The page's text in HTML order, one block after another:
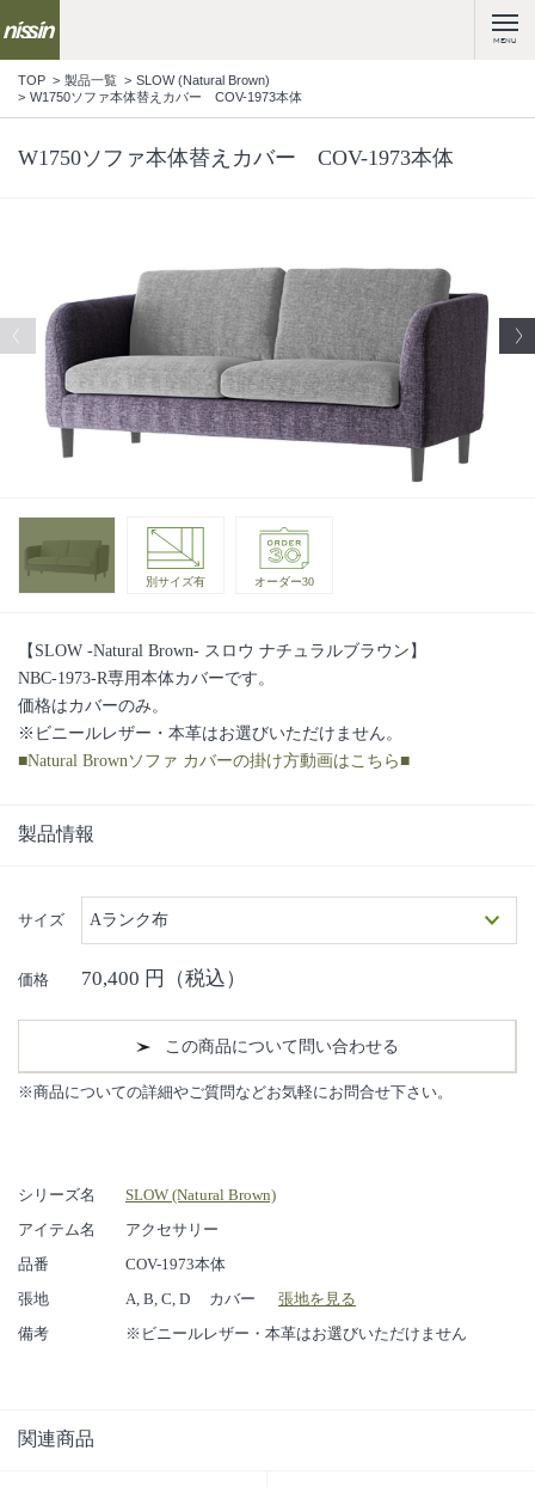
MENU
TOP 製品一覧
SLOW (Natural Brown)
W1750ソファ本体替えカバー COV-1973本体
W1750ソファ本体替えカバー COV-1973本体
別サイズ有 オーダー30
【SLOW -Natural Brown- スロウ ナチュラルブラウン】
NBC-1973-R専用本体カバーです。
価格はカバーのみ。
※ビニールレザー・本革はお選びいただけません。
■Natural Brownソファ カバーの掛け方動画はこちら■
製品情報
サイズ Aランク布
価格 70,400 円（税込）
この商品について問い合わせる
※商品についての詳細やご質問などお気軽にお問合せ下さい。
シリーズ名
SLOW (Natural Brown)
アイテム名
アクセサリー
品番
COV-1973本体
張地
A, B, C, D カバー
張地を見る
備考
※ビニールレザー・本革はお選びいただけません
関連商品